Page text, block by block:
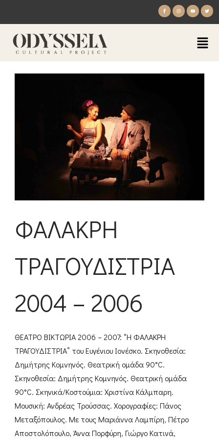
ΦΑΛΑΚΡΗ
ΤΡΑΓΟΥΔΙΣΤΡΙΑ
2004 – 2006
ΘΕΑΤΡΟ ΒΙΚΤΩΡΙΑ 2006 – 2007: “Η ΦΑΛΑΚΡΗ
ΤΡΑΓΟΥΔΙΣΤΡΙΑ” του Ευγένιου Ιονέσκο. Σκηνοθεσία:
Δημήτρης Κομνηνός. Θεατρική ομάδα 90°C.
Σκηνοθεσία: Δημήτρης Κομνηνός. Θεατρική ομάδα
90°C. Σκηνικά/Κοστούμια: Χριστίνα Κάλμπαρη.
Μουσική: Ανδρέας Τρούσσας. Χορογραφίες: Πάνος
Μεταξόπουλος. Με τους Μαριάννα Λαμπίρη, Πέτρο
Αποστολόπουλο, Άννα Πορφύρη, Γιώργο Κατινά,